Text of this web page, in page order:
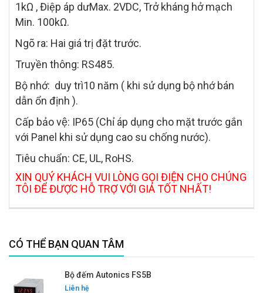
1kΩ , Điệp áp dưMax. 2VDC, Trở kháng hở mạch
Min. 100kΩ.
Ngõ ra: Hai giá trị đặt trước.
Truyền thông: RS485.
Bộ nhớ: duy trì10 năm ( khi sử dụng bộ nhớ bán
dẫn ổn định ).
Cấp bảo vệ: IP65 (Chỉ áp dụng cho mặt trước gắn
với Panel khi sử dụng cao su chống nước).
Tiêu chuẩn: CE, UL, RoHS.
XIN QUÝ KHÁCH VUI LÒNG GỌI ĐIỆN CHO CHÚNG
TÔI ĐỂ ĐƯỢC HỖ TRỢ VỚI GIÁ TỐT NHẤT!
CÓ THỂ BẠN QUAN TÂM
Bộ đếm Autonics FS5B
Liên hệ